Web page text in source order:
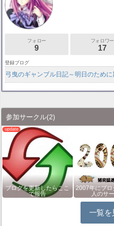
フォロー
9
フォロワー
17
登録ブログ
弓曳のギャンブル日記～明日のために
参加サークル(2)
ブログを更新したらここ
で報告
2007年にブロ
人のサ
一覧を